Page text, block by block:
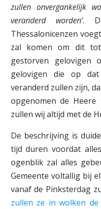
zullen onvergankelijk
veranderd worden’.
Thessalonicenzen
zal komen om dit
gestorven gelovigen
gelovigen die op
veranderd zullen zijn,
opgenomen de
zullen wij altijd met de
De beschrijving is
tijd duren voordat
ogenblik zal alles
Gemeente voltallig bij
vanaf de Pinksterdag
zullen ze in wolken